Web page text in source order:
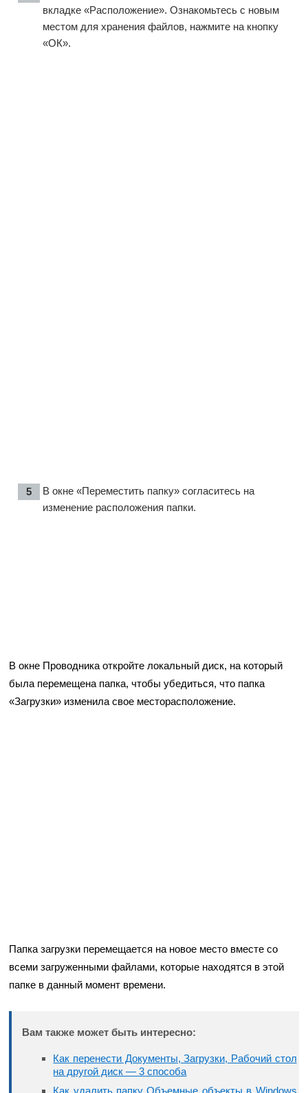
вкладке «Расположение». Ознакомьтесь с новым
местом для хранения файлов, нажмите на кнопку
«ОК».
В окне «Переместить папку» согласитесь на
изменение расположения папки.
В окне Проводника откройте локальный диск, на который
была перемещена папка, чтобы убедиться, что папка
«Загрузки» изменила свое месторасположение.
Папка загрузки перемещается на новое место вместе со
всеми загруженными файлами, которые находятся в этой
папке в данный момент времени.
Вам также может быть интересно:
Как перенести Документы, Загрузки, Рабочий стол
на другой диск — 3 способа
Как удалить папку Объемные объекты в Windows